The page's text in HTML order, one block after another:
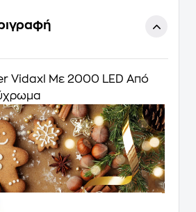
Vidaxl Με 2000 LED Από